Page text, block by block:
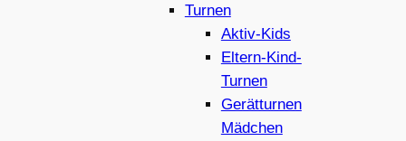
Turnen
Aktiv-Kids
Eltern-Kind-
Turnen
Gerätturnen
Mädchen